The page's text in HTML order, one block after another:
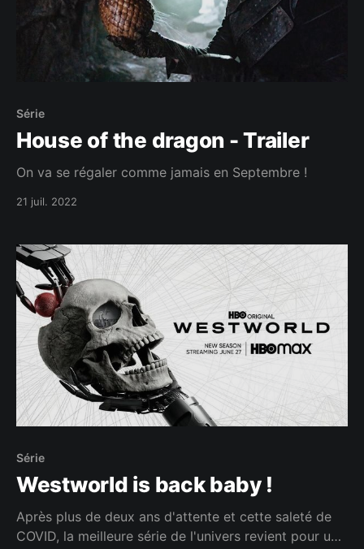
Série
House of the dragon - Trailer
On va se régaler comme jamais en Septembre !
21 juil. 2022
Série
Westworld is back baby !
Après plus de deux ans d'attente et cette saleté de
COVID, la meilleure série de l'univers revient pour une